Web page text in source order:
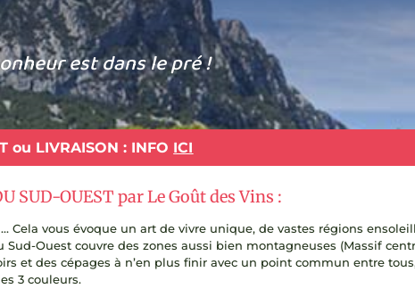
est dans le pré !
ou LIVRAISON : INFO ICI
SUD-OUEST par Le Goût des Vins :
Cela vous évoque un art de vivre unique, de vastes régions
Ouest couvre des zones aussi bien montagneuses (Massif
et des cépages à n’en plus finir avec un point commun entre
3 couleurs.